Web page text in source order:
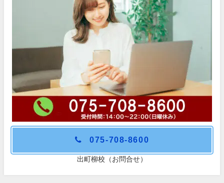
075-708-8600
出町柳校（お問合せ）